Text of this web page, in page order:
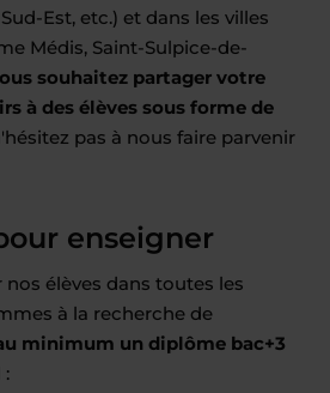
Est, etc.) et dans les villes
Médis, Saint-Sulpice-de-
souhaitez partager votre
à des élèves sous forme de
pas à nous faire parvenir
enseigner
élèves dans toutes les
à la recherche de
minimum un diplôme bac+3
: